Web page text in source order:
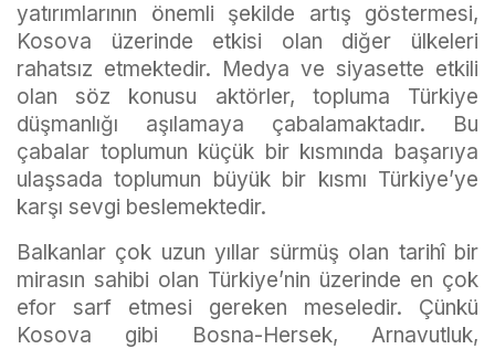
yatırımlarının önemli şekilde artış göstermesi,
Kosova üzerinde etkisi olan diğer ülkeleri
rahatsız etmektedir. Medya ve siyasette etkili
olan söz konusu aktörler, topluma Türkiye
düşmanlığı aşılamaya çabalamaktadır. Bu
çabalar toplumun küçük bir kısmında başarıya
ulaşsada toplumun büyük bir kısmı Türkiye’ye
karşı sevgi beslemektedir.
Balkanlar çok uzun yıllar sürmüş olan tarihî bir
mirasın sahibi olan Türkiye’nin üzerinde en çok
efor sarf etmesi gereken meseledir. Çünkü
Kosova gibi Bosna-Hersek, Arnavutluk,